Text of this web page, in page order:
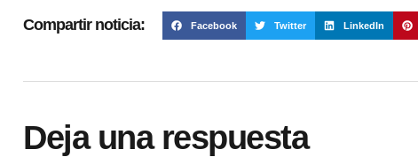
Compartir noticia: Facebook Twitter LinkedIn
Deja una respuesta